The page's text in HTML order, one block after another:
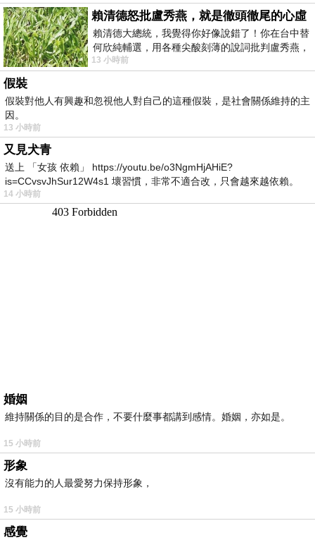
賴清德怒批盧秀燕，就是徹頭徹尾的心虛
賴清德大總統，我覺得你好像說錯了！你在台中替
何欣純輔選，用各種尖酸刻薄的說詞批判盧秀燕，
罵她施政滿意度輸給陳其邁，甚至還說盧
13 小時前
假裝
假裝對他人有興趣和忽視他人對自己的這種假裝，是社會關係維持的主
因。
13 小時前
又見犬青
送上 「女孩 依賴」 https://youtu.be/o3NgmHjAHiE?
is=CCvsvJhSur12W4s1 壞習慣，非常不適合改，只會越來越依賴。
我害怕的
14 小時前
婚姻
維持關係的目的是合作，不要什麼事都講到感情。婚姻，亦如是。
15 小時前
形象
沒有能力的人最愛努力保持形象，
15 小時前
感覺